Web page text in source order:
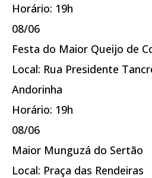
Horário: 19h
08/06
Festa do Maior Queijo de
Local: Rua Presidente
Andorinha
Horário: 19h
08/06
Maior Munguzá do Sertão
Local: Praça das Rendeiras